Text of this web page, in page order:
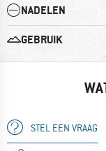
NADELEN
GEBRUIK
STEL EEN VRAAG